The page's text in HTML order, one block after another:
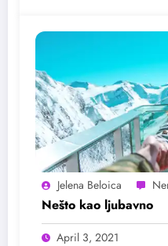
Jelena Beloica
Nešto kao ljubavno
April 3, 2021